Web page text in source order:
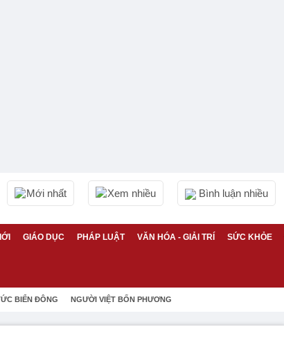
Mới nhất Xem nhiều Bình luận nhiều
GIÁO DỤC PHÁP LUẬT VĂN HÓA - GIẢI TRÍ SỨC KHỎE
BIỂN ĐÔNG NGƯỜI VIỆT BỐN PHƯƠNG